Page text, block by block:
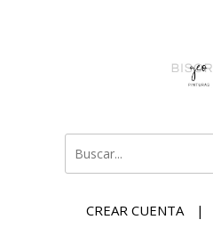
CREAR CUENTA